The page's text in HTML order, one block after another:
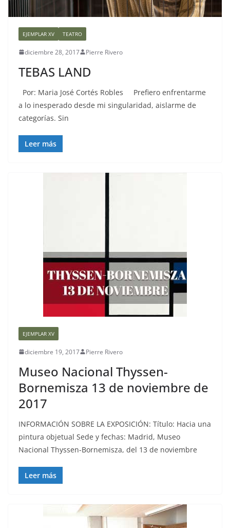
EJEMPLAR XV TEATRO
diciembre 28, 2017 Pierre Rivero
TEBAS LAND
Por: Maria José Cortés Robles Prefiero enfrentarme
a lo inesperado desde mi singularidad, aislarme de
categorías. Sin
Leer más
EJEMPLAR XV
diciembre 19, 2017 Pierre Rivero
Museo Nacional Thyssen-
Bornemisza 13 de noviembre de
2017
INFORMACIÓN SOBRE LA EXPOSICIÓN: Título: Hacia una
pintura objetual Sede y fechas: Madrid, Museo
Nacional Thyssen-Bornemisza, del 13 de noviembre
Leer más